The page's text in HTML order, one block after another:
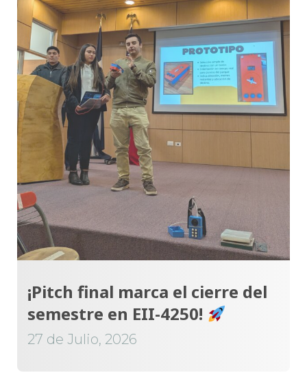
¡Pitch final marca el cierre del
semestre en EII-4250!
27 de Julio, 2026